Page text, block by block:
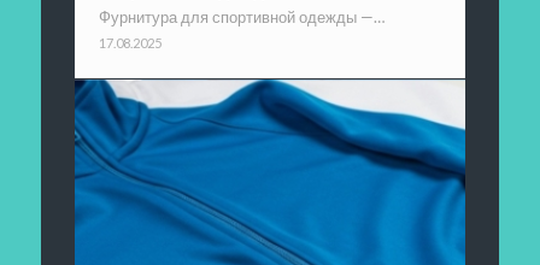
Фурнитура для спортивной одежды —…
17.08.2025